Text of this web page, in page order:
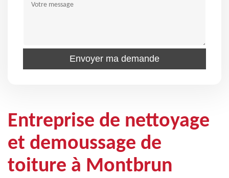
Entreprise de nettoyage
et demoussage de
toiture à Montbrun